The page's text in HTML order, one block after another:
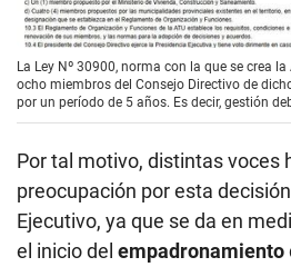
La Ley Nº 30900, norma con la que se crea
ocho miembros del Consejo Directivo de
por un período de 5 años. Es decir, gestión
Por tal motivo, distintas voces
preocupación por esta
Ejecutivo, ya que se da en
el inicio del empadronamiento